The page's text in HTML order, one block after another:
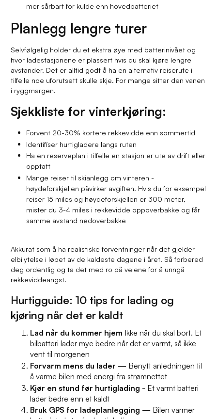
mer sårbart for kulde enn hovedbatteriet
Planlegg lengre turer
Selvfølgelig holder du et ekstra øye med batterinivået og
hvor ladestasjonene er plassert hvis du skal kjøre lengre
avstander. Det er alltid godt å ha en alternativ reiserute i
tilfelle noe uforutsett skulle skje. For mange sitter den vanen
i ryggmargen.
Sjekkliste for vinterkjøring:
Forvent 20-30% kortere rekkevidde enn sommertid
Identifiser hurtigladere langs ruten
Ha en reserveplan i tilfelle en stasjon er ute av drift eller
opptatt
Mange reiser til skianlegg om vinteren -
høydeforskjellen påvirker avgiften. Hvis du for eksempel
reiser 15 miles og høydeforskjellen er 300 meter,
mister du 3-4 miles i rekkevidde oppoverbakke og får
samme avstand nedoverbakke
Akkurat som å ha realistiske forventninger når det gjelder
elbilytelse i løpet av de kaldeste dagene i året. Så forbered
deg ordentlig og ta det med ro på veiene for å unngå
rekkeviddeangst.
Hurtigguide: 10 tips for lading og
kjøring når det er kaldt
Lad når du kommer hjem Ikke når du skal bort. Et
bilbatteri lader mye bedre når det er varmt, så ikke
vent til morgenen
Forvarm mens du lader — Benytt anledningen til
å varme bilen med energi fra strømnettet
Kjør en stund før hurtiglading - Et varmt batteri
lader bedre enn et kaldt
Bruk GPS for ladeplanlegging — Bilen varmer